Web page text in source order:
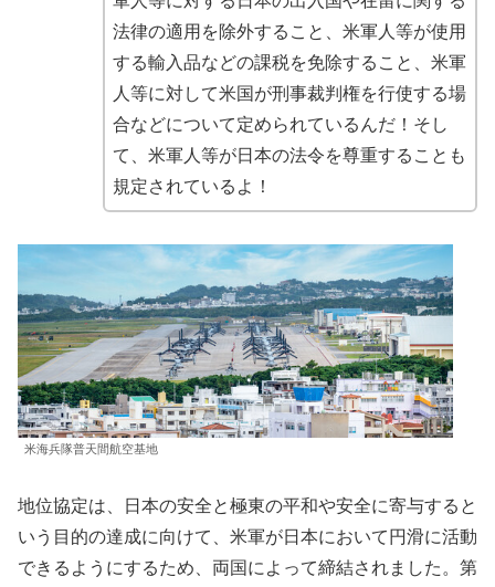
法律の適用を除外すること、米軍人等が使用
する輸入品などの課税を免除すること、米軍
人等に対して米国が刑事裁判権を行使する場
合などについて定められているんだ！そし
て、米軍人等が日本の法令を尊重することも
規定されているよ！
米海兵隊普天間航空基地
地位協定は、日本の安全と極東の平和や安全に寄与すると
いう目的の達成に向けて、米軍が日本において円滑に活動
できるようにするため、両国によって締結されました。第